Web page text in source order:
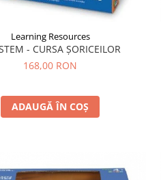
Learning Resources
- CURSA ȘORICEILOR
168,00 RON
ADAUGĂ ÎN COȘ